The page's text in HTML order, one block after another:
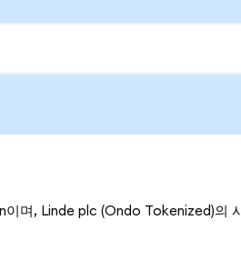
며, Linde plc (Ondo Tokenized)의 시